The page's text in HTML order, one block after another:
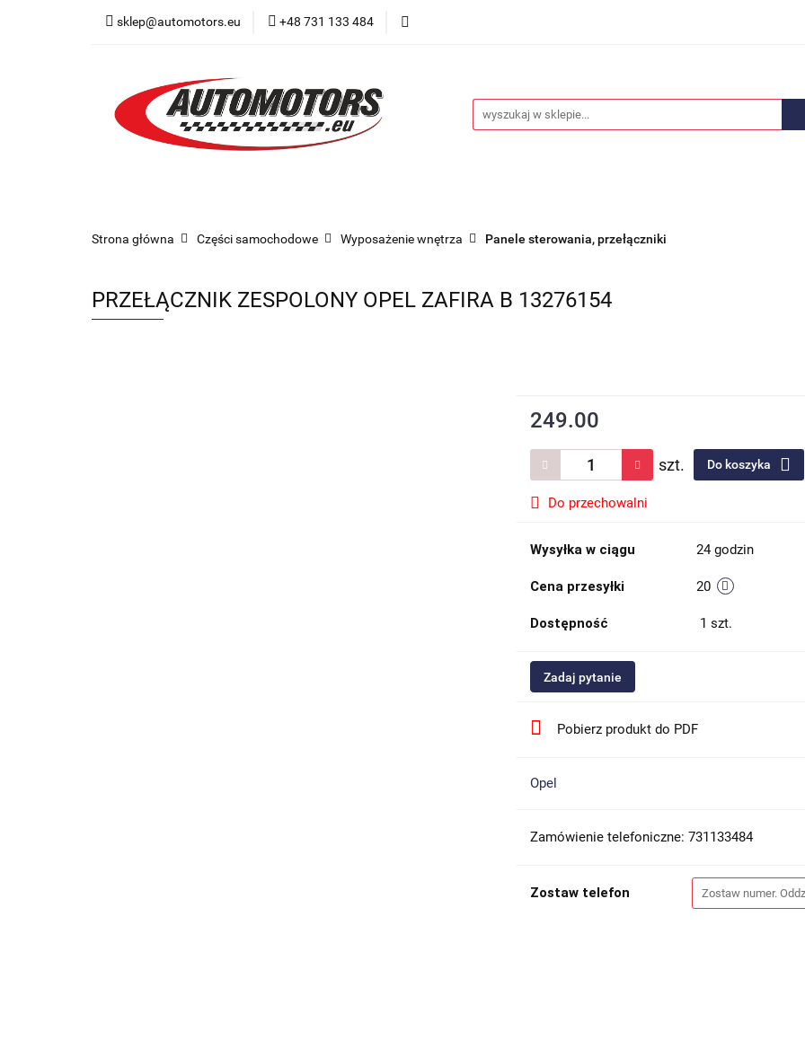
sklep@automotors.eu +48 731 133 484
Części samochodowe
Car audio Nowości
Strona główna Części samochodowe Wyposażenie wnętrza Panele sterowania, przełączniki
PRZEŁĄCZNIK ZESPOLONY OPEL ZAFIRA B 13276154
249.00
szt. Do koszyka
Do przechowalni
Wysyłka w ciągu 24 godzin
Cena przesyłki 20
Dostępność 1 szt.
Zadaj pytanie
Pobierz produkt do PDF
Opel
Zamówienie telefoniczne: 731133484
Zostaw telefon